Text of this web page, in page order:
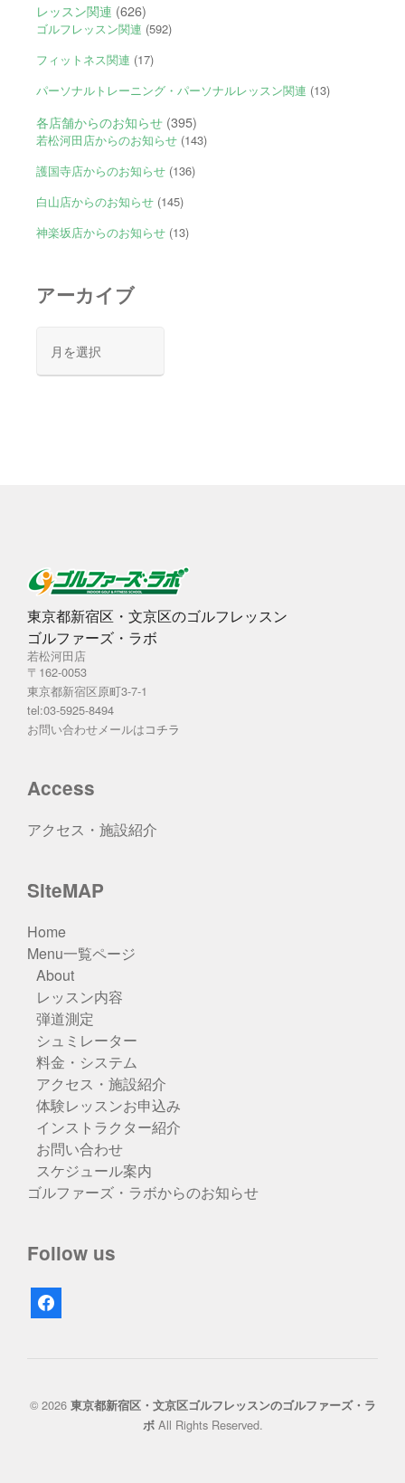
レッスン関連 (626)
ゴルフレッスン関連 (592)
フィットネス関連 (17)
パーソナルトレーニング・パーソナルレッスン関連 (13)
各店舗からのお知らせ(395)
若松河田店からのお知らせ(143)
護国寺店からのお知らせ(136)
白山店からのお知らせ(145)
神楽坂店からのお知らせ(13)
アーカイブ
カ
東京都新宿区・文京区のゴルフレッスン
ゴルファーズ・ラボ
若松河田店
〒162-0053
東京都新宿区原町3-7-1
tel:03-5925-8494
お問い合わせメールはコチラ
Access
アクセス・施設紹介
SiteMAP
Home
Menu一覧ページ
About
レッスン内容
弾道測定
シュミレーター
料金・システム
アクセス・施設紹介
体験レッスンお申込み
インストラクター紹介
お問い合わせ
スケジュール案内
ゴルファーズ・ラボからのお知らせ
Follow us
facebook
© 2026 東京都新宿区・文京区ゴルフレッスンのゴルファーズ・ラ
ボAll Rights Reserved.